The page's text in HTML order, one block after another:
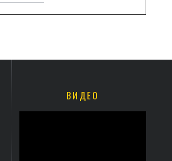
ВИДЕО